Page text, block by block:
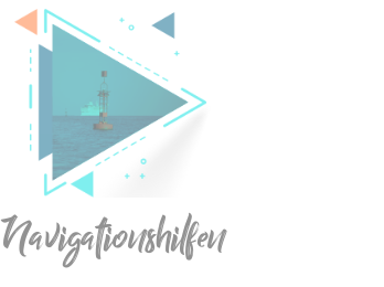
Navigationshilfen